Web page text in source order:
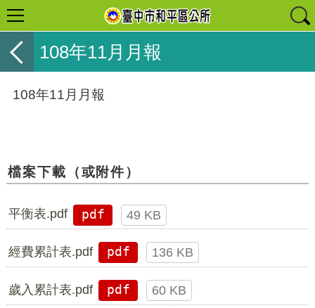
108年11月月報
108年11月月報
檔案下載（或附件）
平衡表.pdf pdf 49 KB
經費累計表.pdf pdf 136 KB
歲入累計表.pdf pdf 60 KB